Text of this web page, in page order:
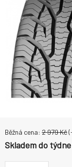
Běžná cena: 2 979Kč
Skladem do týdne